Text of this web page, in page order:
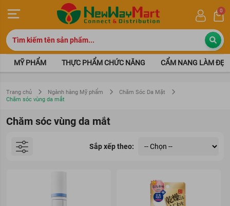
0
MỸ PHẨM THỰC PHẨM CHỨC NĂNG CẨM NANG LÀM ĐẸP
Trang chủ Ngành hàng Mỹ phẩm
Chăm Sóc Da Mặt
Chăm sóc vùng da mắt
Chăm sóc vùng da mắt
Sắp xếp theo: